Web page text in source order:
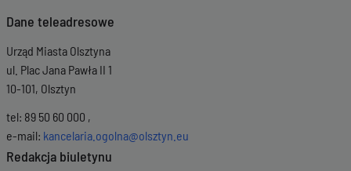
Dane teleadresowe
Urząd Miasta Olsztyna
ul. Plac Jana Pawła II 1
10-101, Olsztyn
tel: 89 50 60 000 ,
e-mail: kancelaria.ogolna@olsztyn.eu
Redakcja biuletynu